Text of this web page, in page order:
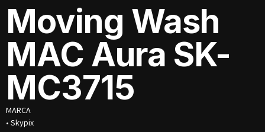
Moving Wash
MAC Aura SK-
MC3715
MARCA
• Skypix